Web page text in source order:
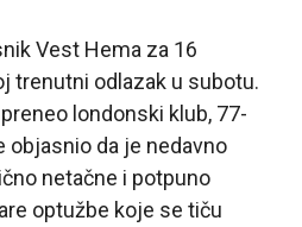
Vest Hema za 16
trenutni odlazak u subotu.
londonski klub, 77-
da je nedavno
netačne i potpuno
optužbe koje se tiču